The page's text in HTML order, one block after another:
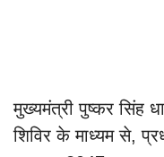
मुख्यमंत्री पुष्कर सिंह
शिविर के माध्यम से,